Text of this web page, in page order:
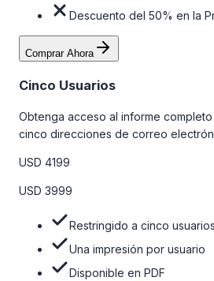
Descuento del 50% en la
Comprar Ahora
Cinco Usuarios
Obtenga acceso al informe
cinco direcciones de correo
venta y el soporte post-venta de
obtener más información, consulte la
USD 4199
USD 3999
Restringido a cinco usuarios
Una impresión por usuario
Disponible en PDF